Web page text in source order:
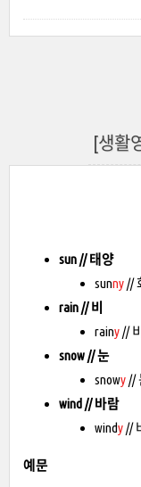
[생활
sun // 태양
sunny//
rain // 비
rainy//
snow // 눈
snowy//
wind // 바람
windy//
예문